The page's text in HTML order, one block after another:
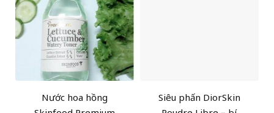
Nước hoa hồng
Siêu phấn DiorSkin